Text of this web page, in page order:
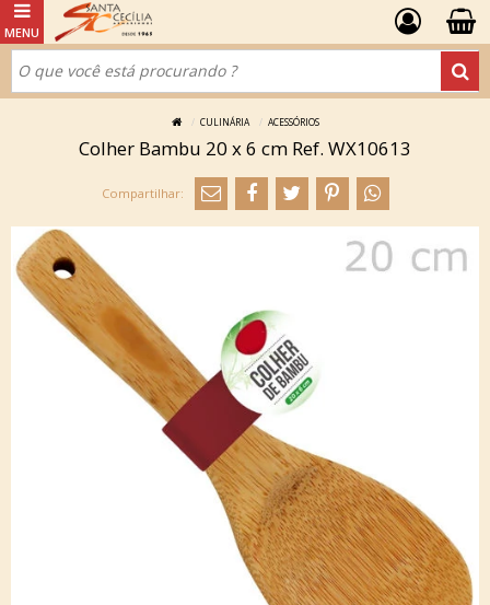
CULINÁRIA ACESSÓRIOS
Colher Bambu 20 x 6 cm Ref. WX10613